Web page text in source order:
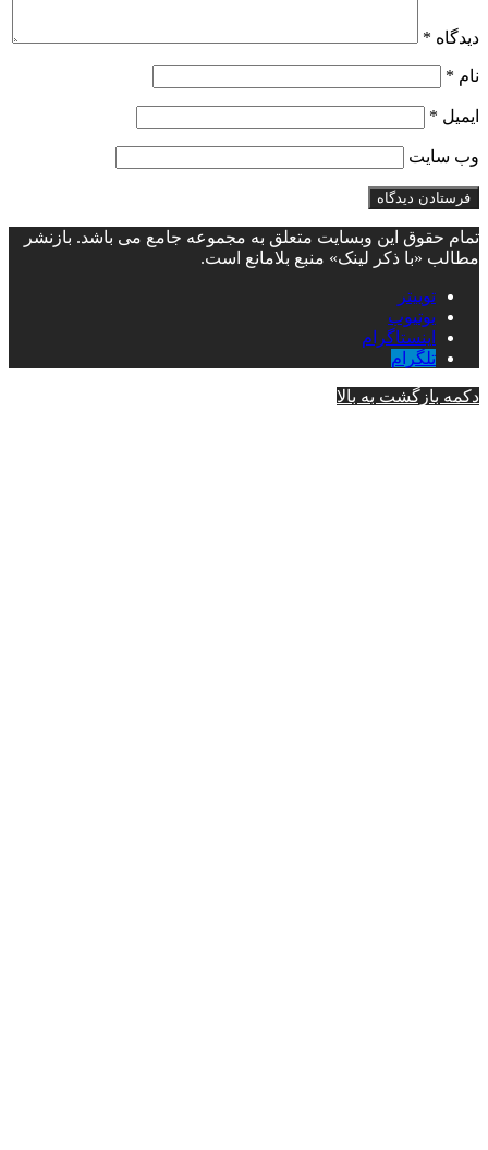
دیدگاه *
نام *
ایمیل *
وب‌ سایت
تمام حقوق این وبسایت متعلق به مجموعه جامع می باشد. بازنشر
مطالب «با ذکر لینک» منبع بلامانع است.
توییتر
یوتیوب
اینستاگرام
تلگرام
دکمه بازگشت به بالا